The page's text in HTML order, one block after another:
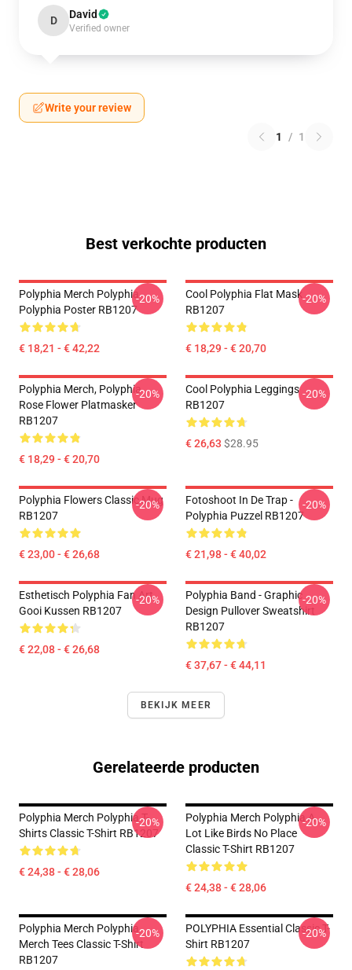
D David
Verified owner
Write your review
1 / 1
Best verkochte producten
Polyphia Merch Polyphia
Polyphia Poster RB1207
€ 18,21 - € 42,22
-20%
Cool Polyphia Flat Mask
RB1207
€ 18,29 - € 20,70
-20%
Polyphia Merch, Polyphia
Rose Flower Platmasker
RB1207
€ 18,29 - € 20,70
-20%
Cool Polyphia Leggings
RB1207
€ 26,63 $28.95
-20%
Polyphia Flowers Classic Mug
RB1207
€ 23,00 - € 26,68
-20%
Fotoshoot In De Trap -
Polyphia Puzzel RB1207
€ 21,98 - € 40,02
-20%
Esthetisch Polyphia Fan Art
Gooi Kussen RB1207
€ 22,08 - € 26,68
-20%
Polyphia Band - Graphic
Design Pullover Sweatshirt
RB1207
€ 37,67 - € 44,11
-20%
BEKIJK MEER
Gerelateerde producten
Polyphia Merch Polyphia T-
Shirts Classic T-Shirt RB1207
€ 24,38 - € 28,06
-20%
Polyphia Merch Polyphia A
Lot Like Birds No Place
Classic T-Shirt RB1207
€ 24,38 - € 28,06
-20%
Polyphia Merch Polyphia
Merch Tees Classic T-Shirt
RB1207
-20%
POLYPHIA Essential Classic T-
Shirt RB1207
-20%